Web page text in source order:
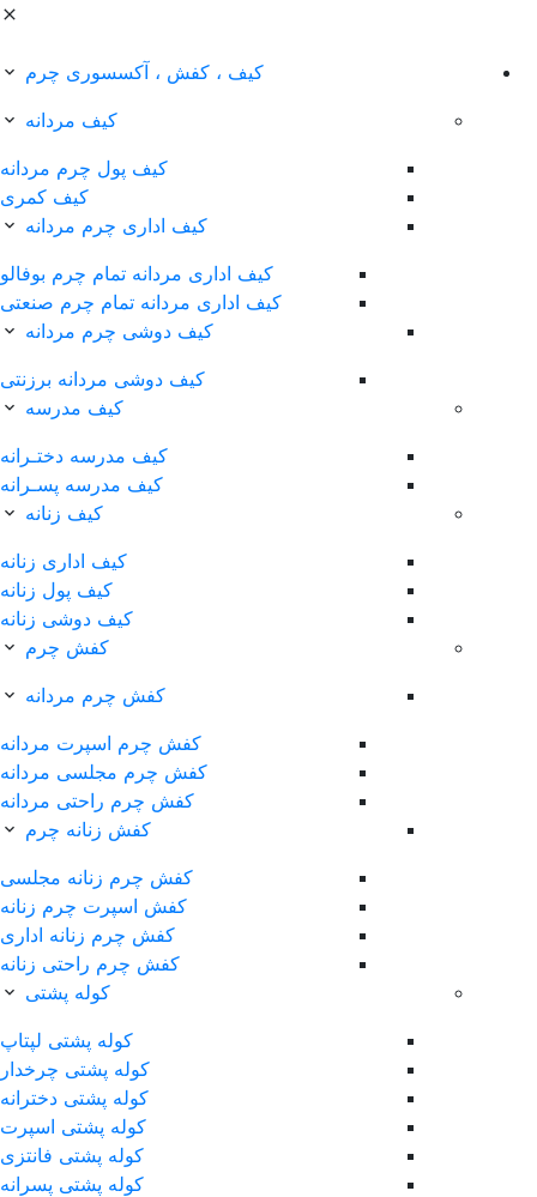
کیف ، کفش ، آکسسوری چرم
کیف مردانه
کیف پول چرم مردانه
کیف کمری
کیف اداری چرم مردانه
کیف اداری مردانه تمام چرم بوفالو
کیف اداری مردانه تمام چرم صنعتی
کیف دوشی چرم مردانه
کیف دوشی مردانه برزنتی
کیف مدرسه
کیف مدرسه دختـرانه
کیف مدرسه پسـرانه
کیف زنانه
کیف اداری زنانه
کیف پول زنانه
کیف دوشی زنانه
کفش چرم
کفش چرم مردانه
کفش چرم اسپرت مردانه
کفش چرم مجلسی مردانه
کفش چرم راحتی مردانه
کفش زنانه چرم
کفش چرم زنانه مجلسی
کفش اسپرت چرم زنانه
کفش چرم زنانه اداری
کفش چرم راحتی زنانه
کوله پشتی
کوله پشتی لپتاپ
کوله پشتی چرخدار
کوله پشتی دخترانه
کوله پشتی اسپرت
کوله پشتی فانتزی
کوله پشتی پسرانه